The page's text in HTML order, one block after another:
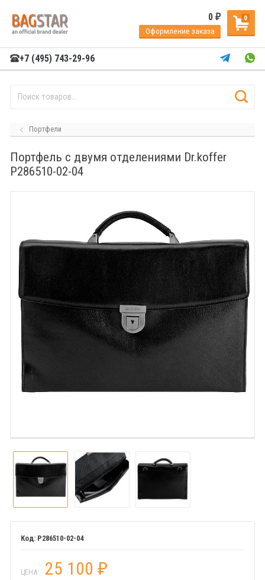
0
0₽
Оформление заказа
+7 (495) 743-29-96
Портфели
Портфель с двумя отделениями Dr.koffer
P286510-02-04
P286510-02-04
ЦЕНА: 25 100 ₽